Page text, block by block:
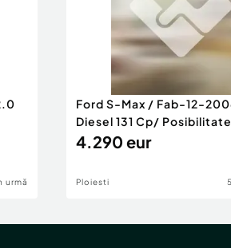
urmă
Ford S-Max / Fab-12-
Diesel 131 Cp/
4.290 eur
Ploiesti